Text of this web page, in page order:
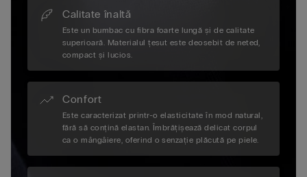
Calitate înaltă
Este un bumbac cu fibra foarte lungă și de calitate
superioară. Materialul țesut este deosebit de neted,
compact și lucios.
Confort
Este caracterizat printr-o elasticitate în mod natural,
fără să conțină elastan. Îmbrățișează delicat corpul
ca o mângâiere, oferind o senzație plăcută pe piele.